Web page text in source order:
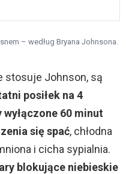
– według Bryana Johnsona.
stosuje Johnson, są
posiłek na 4
wyłączone 60 minut
się spać, chłodna
i cicha sypialnia.
blokujące niebieskie